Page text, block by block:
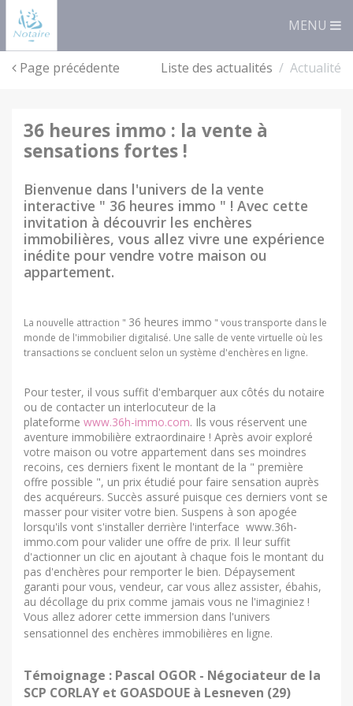
MENU
Page précédente Liste des actualités Actualité
36 heures immo : la vente à
sensations fortes !
Bienvenue dans l'univers de la vente
interactive " 36 heures immo " ! Avec cette
invitation à découvrir les enchères
immobilières, vous allez vivre une expérience
inédite pour vendre votre maison ou
appartement.
La nouvelle attraction " 36 heures immo " vous transporte dans le
monde de l'immobilier digitalisé. Une salle de vente virtuelle où les
transactions se concluent selon un système d'enchères en ligne.
Pour tester, il vous suffit d'embarquer aux côtés du notaire
ou de contacter un interlocuteur de la
plateforme www.36h-immo.com. Ils vous réservent une
aventure immobilière extraordinaire ! Après avoir exploré
votre maison ou votre appartement dans ses moindres
recoins, ces derniers fixent le montant de la " première
offre possible ", un prix étudié pour faire sensation auprès
des acquéreurs. Succès assuré puisque ces derniers vont se
masser pour visiter votre bien. Suspens à son apogée
lorsqu'ils vont s'installer derrière l'interface www.36h-
immo.com pour valider une offre de prix. Il leur suffit
d'actionner un clic en ajoutant à chaque fois le montant du
pas d'enchères pour remporter le bien. Dépaysement
garanti pour vous, vendeur, car vous allez assister, ébahis,
au décollage du prix comme jamais vous ne l'imaginiez !
Vous allez adorer cette immersion dans l'univers
sensationnel des enchères immobilières en ligne.
Témoignage : Pascal OGOR - Négociateur de la
SCP CORLAY et GOASDOUE à Lesneven (29)
Panneau de gestion des cookies